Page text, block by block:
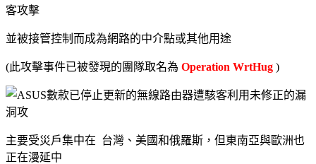
客攻擊
並被接管控制而成為網路的中介點或其他用途
(此攻擊事件已被發現的團隊取名為 Operation WrtHug )
主要受災戶集中在 台灣、美國和俄羅斯 ，但東南亞與歐洲也
正在漫延中